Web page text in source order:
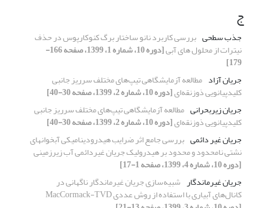
ج
جذب سطحی بررسی کاربرد نانو ساختار برگ کنوکارپوس در حذف
نیترات از محلول های آبی [دوره 10، شماره 1، 1399، صفحه 166-
179]
جریان آزاد مطالعه آزمایشگاهی تیپ‌های مختلف سرریز جانبی
کلیدپیانویی ذوزنقه‌ای[دوره 10، شماره 2، 1399، صفحه 30-40]
جریان زیربحرانی مطالعه آزمایشگاهی تیپ‌های مختلف سرریز جانبی
کلیدپیانویی ذوزنقه‌ای[دوره 10، شماره 2، 1399، صفحه 30-40]
جریان غیر دائمی بررسی جامع اثر ضرایب هیدرودینامیکی آبخوانهای
نشتی نامحدود و محدود بر هیدرولیک جریان غیردائمی آب زیرزمینی
[دوره 10، شماره 4، 1399، صفحه 1-17]
جریان غیرماندگار شبیه‌سازی جریان غیرماندگار ناگهانی در
کانال‌های آبیاری با استفاده از روش عددی MacCormack-TVD